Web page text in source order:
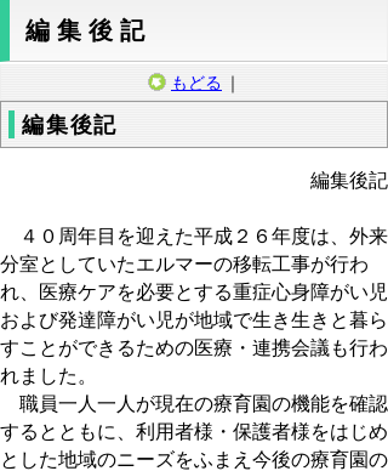
編集後記
もどる ｜
編集後記
編集後記
４０周年目を迎えた平成２６年度は、外来
分室としていたエルマーの移転工事が行わ
れ、医療ケアを必要とする重症心身障がい児
および発達障がい児が地域で生き生きと暮ら
すことができるための医療・連携会議も行わ
れました。
職員一人一人が現在の療育園の機能を確認
するとともに、利用者様・保護者様をはじめ
とした地域のニーズをふまえ今後の療育園の